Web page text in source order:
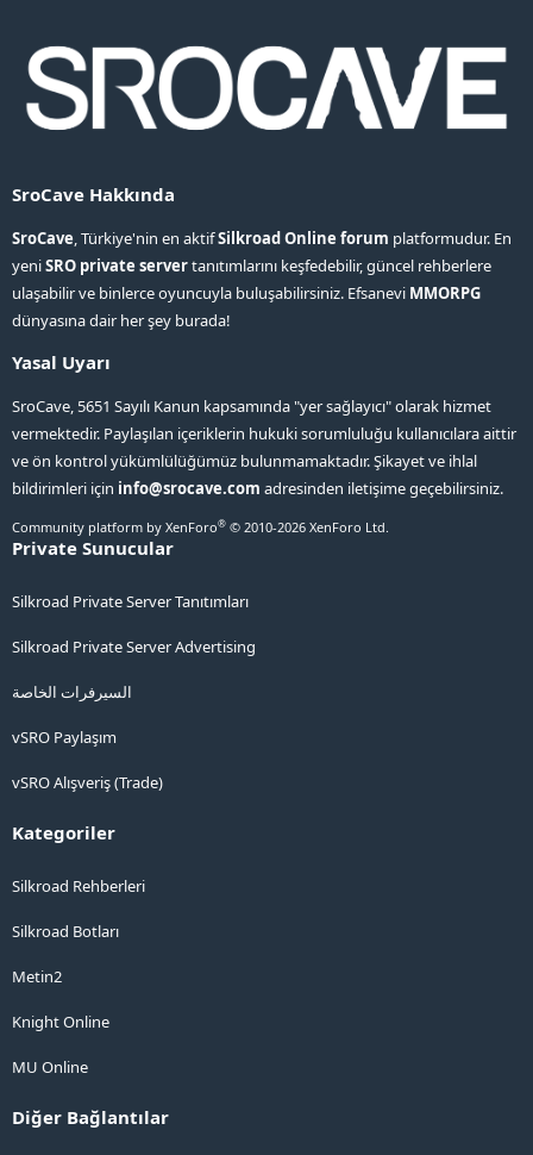
SroCave Hakkında
SroCave, Türkiye'nin en aktifSilkroad Online forum platformudur. En
yeniSRO private servertanıtımlarını keşfedebilir, güncel rehberlere
ulaşabilir ve binlerce oyuncuyla buluşabilirsiniz. Efsanevi MMORPG
dünyasına dair her şey burada!
Yasal Uyarı
SroCave, 5651 Sayılı Kanun kapsamında "yer sağlayıcı" olarak hizmet
vermektedir. Paylaşılan içeriklerin hukuki sorumluluğu kullanıcılara aittir
ve ön kontrol yükümlülüğümüz bulunmamaktadır. Şikayet ve ihlal
bildirimleri için info@srocave.com adresinden iletişime geçebilirsiniz.
Community platform by XenForo® © 2010-2026 XenForo Ltd.
Private Sunucular
Silkroad Private Server Tanıtımları
Silkroad Private Server Advertising
السيرفرات الخاصة
vSRO Paylaşım
vSRO Alışveriş (Trade)
Kategoriler
Silkroad Rehberleri
Silkroad Botları
Metin2
Knight Online
MU Online
Diğer Bağlantılar